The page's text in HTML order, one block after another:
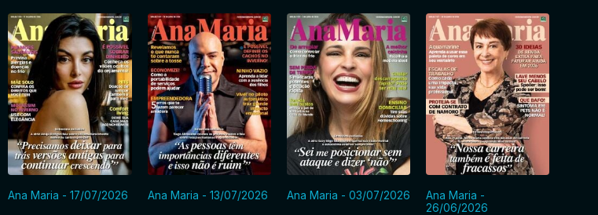
Ana Maria - 17/07/2026 Ana Maria - 13/07/2026 Ana Maria - 03/07/2026
Ana Maria -
26/06/2026